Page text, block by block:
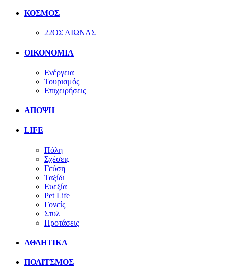
ΚΟΣΜΟΣ
22ΟΣ ΑΙΩΝΑΣ
ΟΙΚΟΝΟΜΙΑ
Ενέργεια
Τουρισμός
Επιχειρήσεις
ΑΠΟΨΗ
LIFE
Πόλη
Σχέσεις
Γεύση
Ταξίδι
Ευεξία
Pet Life
Γονείς
Στυλ
Προτάσεις
ΑΘΛΗΤΙΚΑ
ΠΟΛΙΤΣΜΟΣ